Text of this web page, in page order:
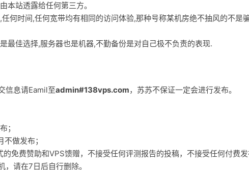
本站透露给任何第三方。
何时间,任何宽带均有相同的访问体验,那种号称某机房绝不抽风的不是
最佳选择,服务器也是机器,不勤备份是对自己极不负责的表现.
信息请Eamil至admin#138vps.com，苏苏不保证一定会进行发布。
；
做发布；
免费赞助和VPS馈赠，不接受任何评测报告的投稿，不接受任何付费
请在7日后自行删除。